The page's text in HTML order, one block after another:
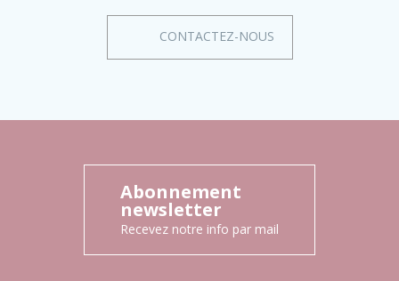
CONTACTEZ-NOUS
Abonnement
newsletter
Recevez notre info par mail